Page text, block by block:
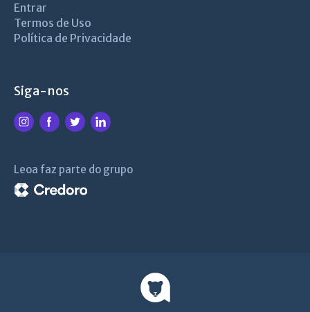
Entrar
Termos de Uso
Política de Privacidade
Siga-nos
Leoa faz parte do grupo